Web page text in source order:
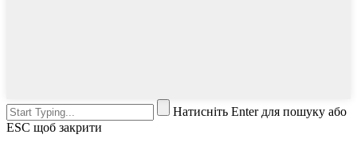
Натисніть Enter для пошуку або
ESC щоб закрити